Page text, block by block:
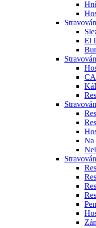
El
Na